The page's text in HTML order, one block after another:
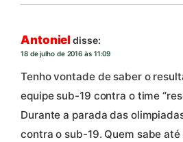
Antonieldisse:
18 de julho de 2016 às 11:09
Tenho vontade de saber o
equipe sub-19 contra o time
Durante a parada das
contra o sub-19. Quem sabe